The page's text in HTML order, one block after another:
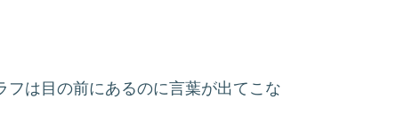
は目の前にあるのに言葉が出てこな